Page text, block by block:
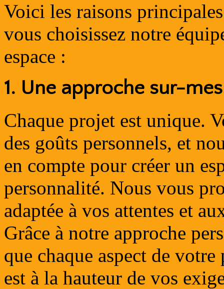
Voici les raisons
vous choisissez notre
espace :
1. Une approche sur-
Chaque projet est unique.
des goûts personnels, et
en compte pour créer un
personnalité. Nous vous
adaptée à vos attentes et
Grâce à notre approche
que chaque aspect de
est à la hauteur de vos